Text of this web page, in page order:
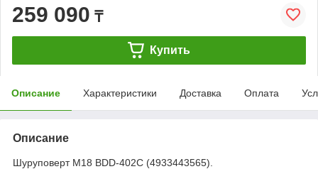
259 090 ₸
Купить
Описание Характеристики Доставка Оплата
Описание
Шуруповерт M18 BDD-402C (4933443565).